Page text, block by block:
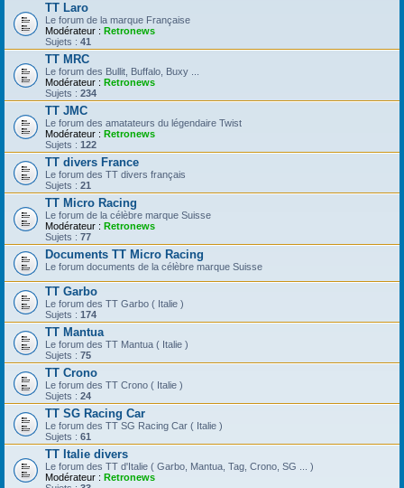
TT Laro
Le forum de la marque Française
Modérateur : Retronews
Sujets : 41
TT MRC
Le forum des Bullit, Buffalo, Buxy ...
Modérateur : Retronews
Sujets : 234
TT JMC
Le forum des amatateurs du légendaire Twist
Modérateur : Retronews
Sujets : 122
TT divers France
Le forum des TT divers français
Sujets : 21
TT Micro Racing
Le forum de la célèbre marque Suisse
Modérateur : Retronews
Sujets : 77
Documents TT Micro Racing
Le forum documents de la célèbre marque Suisse
TT Garbo
Le forum des TT Garbo ( Italie )
Sujets : 174
TT Mantua
Le forum des TT Mantua ( Italie )
Sujets : 75
TT Crono
Le forum des TT Crono ( Italie )
Sujets : 24
TT SG Racing Car
Le forum des TT SG Racing Car ( Italie )
Sujets : 61
TT Italie divers
Le forum des TT d'Italie ( Garbo, Mantua, Tag, Crono, SG ... )
Modérateur : Retronews